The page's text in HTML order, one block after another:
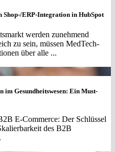
Shop-/ERP-Integration in HubSpot
werden zunehmend
zu sein, müssen MedTech-
über alle ...
Gesundheitswesen: Ein Must-
E-Commerce: Der Schlüssel
des B2B